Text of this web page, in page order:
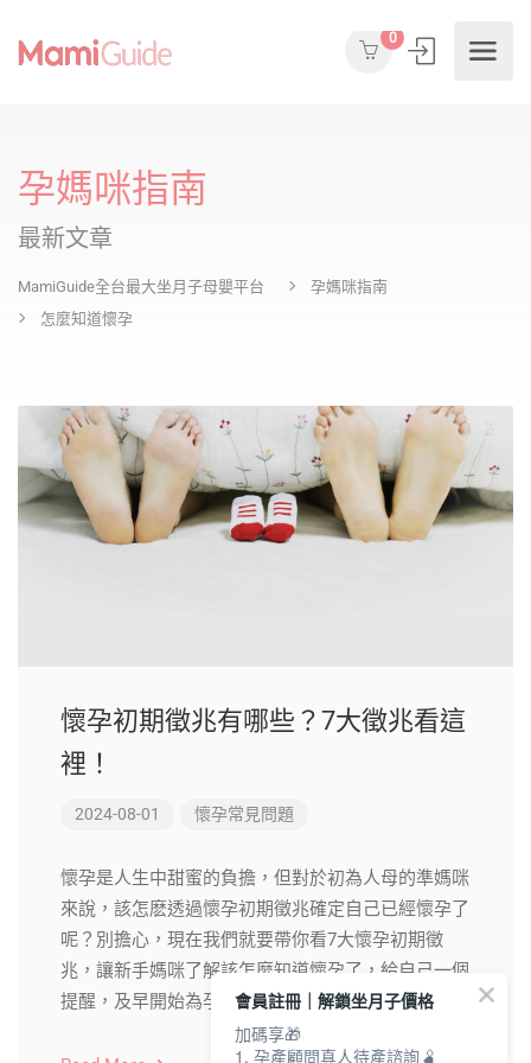
0
孕媽咪指南
最新文章
MamiGuide全台最大坐月子母嬰平台
孕媽咪指南
怎麼知道懷孕
懷孕初期徵兆有哪些？7大徵兆看這
裡！
2024-08-01 懷孕常見問題
懷孕是人生中甜蜜的負擔，但對於初為人母的準媽咪
來說，該怎麽透過懷孕初期徵兆確定自己已經懷孕了
呢？別擔心，現在我們就要帶你看7大懷孕初期徵
兆，讓新手媽咪了解該怎麼知道懷孕了，給自己一個
提醒，及早開始為孕育生命做準備！
會員註冊｜解鎖坐月子價格
加碼享🎁
1. 孕產顧問真人待產諮詢🫄